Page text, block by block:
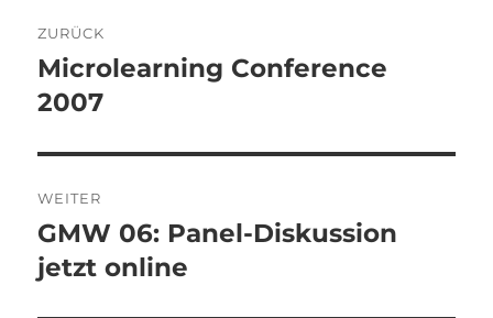
ZURÜCK
Vorheriger
Beitrag:
Microlearning Conference
2007
WEITER
Nächster
Beitrag:
GMW 06: Panel-Diskussion
jetzt online